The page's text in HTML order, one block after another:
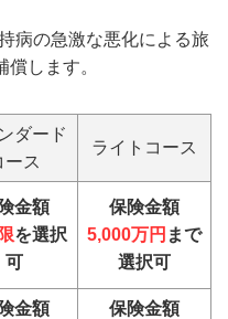
病の急激な悪化による旅
します。
ダード
ース
ライトコース
金額
を選択
可
保険金額
5,000万円 まで
選択可
金額
保険金額